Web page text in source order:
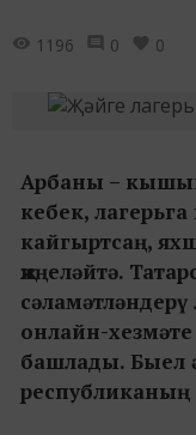
1196 0 0
Арбаны –
кебек,
кайгыртсаң,
җиңеләйтә.
онлайн-
башлады. Быел
республиканың